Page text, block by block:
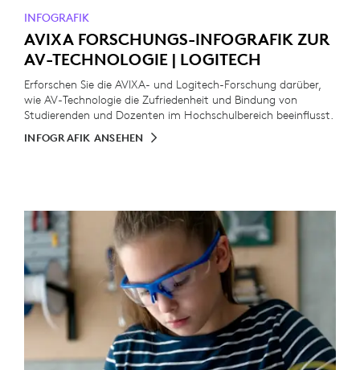
INFOGRAFIK
AVIXA FORSCHUNGS-INFOGRAFIK ZUR
AV-TECHNOLOGIE | LOGITECH
Erforschen Sie die AVIXA- und Logitech-Forschung darüber,
wie AV-Technologie die Zufriedenheit und Bindung von
Studierenden und Dozenten im Hochschulbereich beeinflusst.
INFOGRAFIK ANSEHEN